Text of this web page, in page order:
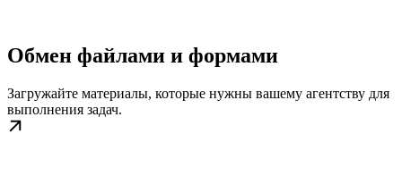
Обмен файлами и формами
Загружайте материалы, которые нужны вашему агентству для
выполнения задач.